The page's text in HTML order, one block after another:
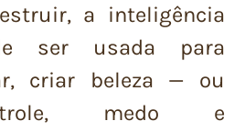
a inteligência
ser usada para
criar beleza — ou
medo e